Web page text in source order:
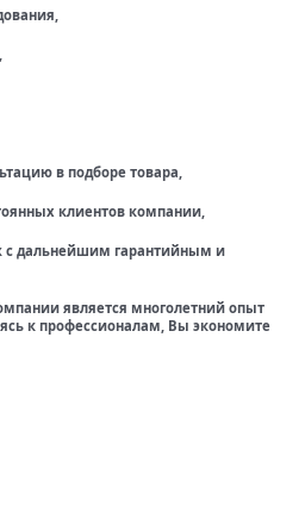
в подборе товара,
клиентов компании,
дальнейшим гарантийным и
является многолетний опыт
к профессионалам, Вы экономите